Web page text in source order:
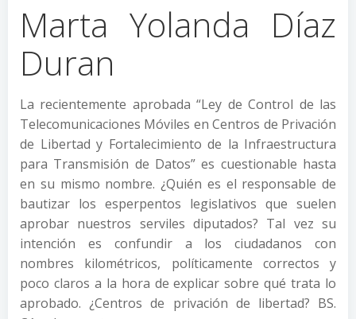
Marta Yolanda Díaz
Duran
La recientemente aprobada “Ley de Control de las
Telecomunicaciones Móviles en Centros de Privación
de Libertad y Fortalecimiento de la Infraestructura
para Transmisión de Datos” es cuestionable hasta
en su mismo nombre. ¿Quién es el responsable de
bautizar los esperpentos legislativos que suelen
aprobar nuestros serviles diputados? Tal vez su
intención es confundir a los ciudadanos con
nombres kilométricos, políticamente correctos y
poco claros a la hora de explicar sobre qué trata lo
aprobado. ¿Centros de privación de libertad? BS.